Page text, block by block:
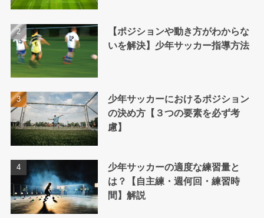
【ポジションや動き方がわからな
いを解決】少年サッカー指導方法
少年サッカーにおけるポジション
の決め方【３つの要素を必ず考
慮】
少年サッカーの適度な練習量と
は？【自主練・週何回・練習時
間】解説